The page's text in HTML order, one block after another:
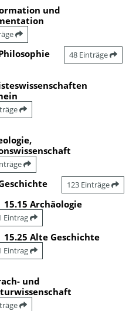
und
48 Einträge
123 Einträge
15.15 Archäologie
Eintrag
15.25 Alte Geschichte
Eintrag
und